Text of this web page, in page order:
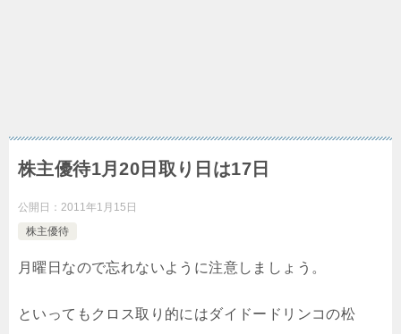
株主優待1月20日取り日は17日
公開日： 2011年1月15日
株主優待
月曜日なので忘れないように注意しましょう。
といってもクロス取り的にはダイドードリンコの松